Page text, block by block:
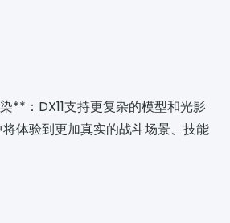
**：DX11支持更复杂的模型和光影
体验到更加真实的战斗场景、技能